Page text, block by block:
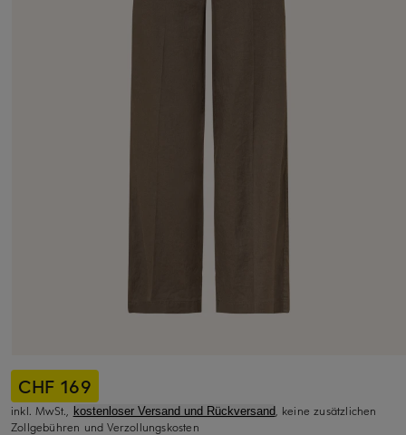
CHF 169
inkl. MwSt., kostenloser Versand und Rückversand, keine zusätzlichen
Zollgebühren und Verzollungskosten